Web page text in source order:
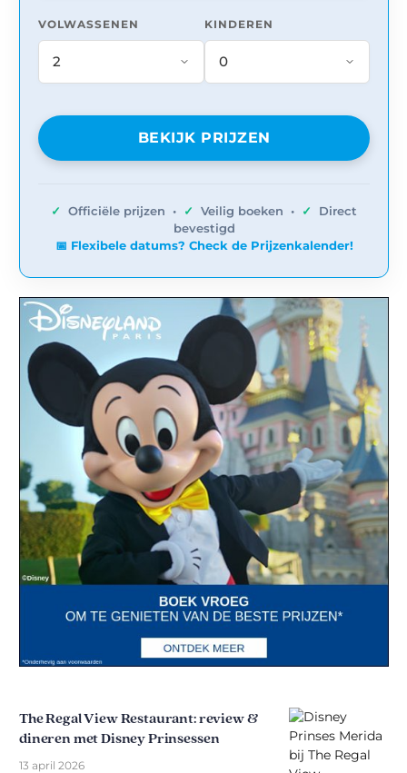
VOLWASSENEN KINDEREN
BEKIJK PRIJZEN
✓ Officiële prijzen • ✓ Veilig boeken • ✓
Direct
bevestigd
📅 Flexibele datums? Check de Prijzenkalender!
The Regal View Restaurant: review &
dineren met Disney Prinsessen
13 april 2026